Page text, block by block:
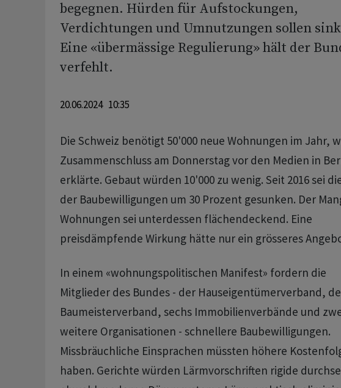
begegnen. Hürden für Aufstockungen,
Verdichtungen und Umnutzungen sollen
Eine «übermässige Regulierung» hält der
verfehlt.
20.06.2024 10:35
Die Schweiz benötigt 50'000 neue Wohnungen im Jahr,
Zusammenschluss am Donnerstag vor den Medien in
erklärte. Gebaut würden 10'000 zu wenig. Seit 2016 sei
der Baubewilligungen um 30 Prozent gesunken. Der
Wohnungen sei unterdessen flächendeckend. Eine
preisdämpfende Wirkung hätte nur ein grösseres
In einem «wohnungspolitischen Manifest» fordern die
Mitglieder des Bundes - der Hauseigentümerverband,
Baumeisterverband, sechs Immobilienverbände und
weitere Organisationen - schnellere Baubewilligungen.
Missbräuchliche Einsprachen müssten höhere
haben. Gerichte würden Lärmvorschriften rigide